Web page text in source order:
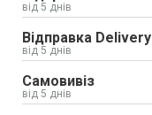
від 5 днів
Відправка Delivery
від 5 днів
Самовивіз
від 5 днів